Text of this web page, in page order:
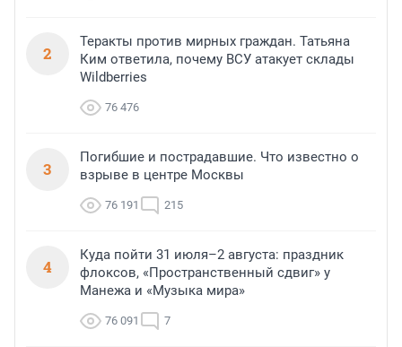
2
Теракты против мирных граждан. Татьяна
Ким ответила, почему ВСУ атакует склады
Wildberries
76 476
3
Погибшие и пострадавшие. Что известно о
взрыве в центре Москвы
76 191 215
4
Куда пойти 31 июля–2 августа: праздник
флоксов, «Пространственный сдвиг» у
Манежа и «Музыка мира»
76 091 7